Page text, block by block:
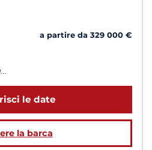
a partire da 329 000 €
le date
la barca